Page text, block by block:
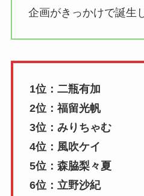
企画がきっかけで誕生
1位：二瓶有加
2位：福留光帆
3位：みりちゃむ
4位：風吹ケイ
5位：森脇梨々夏
6位：立野沙紀